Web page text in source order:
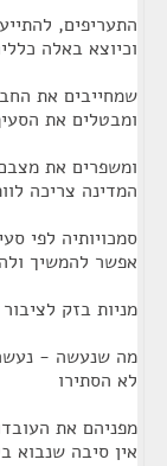
התעריפים,
וכיוצא באלה
שמחייבים את
ומבטלים את
ומשפרים את
המדינה צריכה
סמכויותיה לפי
אפשר להמשיך
מניות בזק לציבור
מה שנעשה - נעשה,
לא הסתירו
מפניהם את
אין סיבה שנבוא